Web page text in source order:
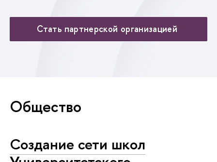
Стать партнерской организацией
Общество
Создание сети школ